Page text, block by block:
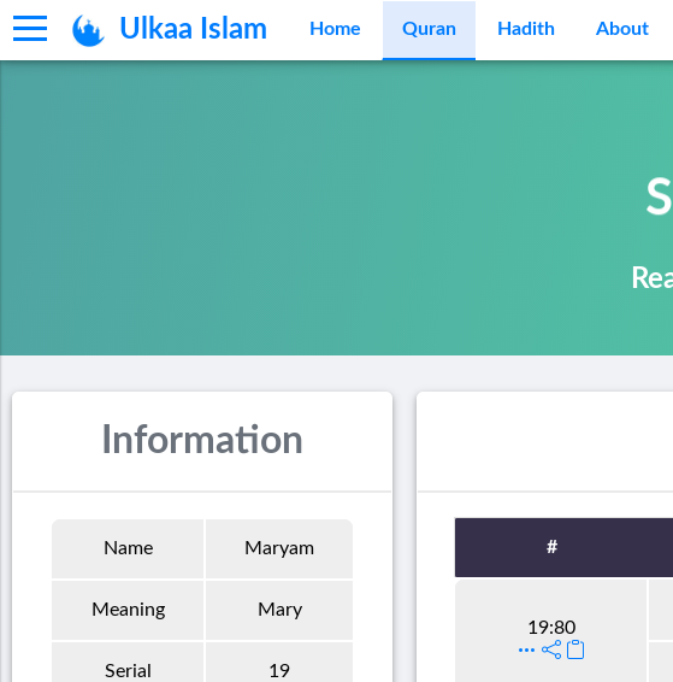
Ulkaa Islam Home Quran Hadith About
Information
Name Maryam
Meaning Mary
Serial 19
#
19:80